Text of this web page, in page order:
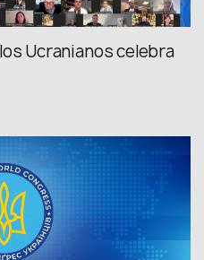
Ucranianos celebra